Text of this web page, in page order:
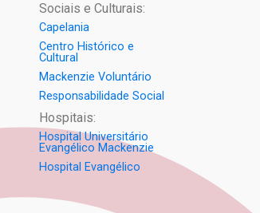
Mackenzie recepciona os
calouros do segundo
semestre de 2026
04.08.2026
Como o Colégio Mackenzie
Brasília prepara seus
estudantes para o PAS antes
mesmo do Ensino Médio
04.08.2026
Como os pais podem investir
na educação dos filhos além
Sociais e Culturais:
Capelania
Centro Histórico e
Cultural
Mackenzie Voluntário
Responsabilidade Social
Hospitais:
Hospital Universitário
Evangélico Mackenzie
Hospital Evangélico